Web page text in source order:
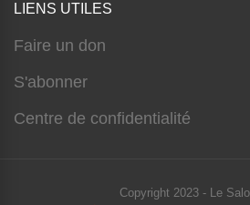
LIENS UTILES
Faire un don
S'abonner
Centre de confidentialité
Copyright 2023 - Le